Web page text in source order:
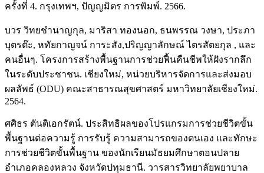
ครั้งที่ 4. กรุงเทพฯ, ปัญญมิตร การพิมพ์. 2566.
บวร วิทยชำนาญกุล, มาริสา ทองนอก, ธนพรรณ วงษา, ประภา
บุตรต๊ะ, หทัยกาญจน์ การะสัง,ปริญญาลักษณ์ ไตรสัตยกุล , และ
คนอื่นๆ. โครงการสร้างพื้นฐานการช่วยฟื้นคืนชีพให้ฝังรากลึก
ในระดับประชาชน. เชียงใหม่, หน่วยบริหารจัดการและส่งมอบ
ผลลัพธ์ (ODU) คณะสาธารณสุขศาสตร์ มหาวิทยาลัยเชียงใหม่.
2564.
ศศิธร ตันติเอกรัตน์. ประสิทธิผลของโปรแกรมการช่วยชีวิตขั้น
พื้นฐานต่อความรู้ การรับรู้ ความสามารถของตนเอง และทักษะ
การช่วยชีวิตขั้นพื้นฐาน ของนักเรียนมัธยมศึกษาตอนปลาย
อำเภอคลองหลวง จังหวัดปทุมธานี. วารสารวิทยาลัยพยาบาล